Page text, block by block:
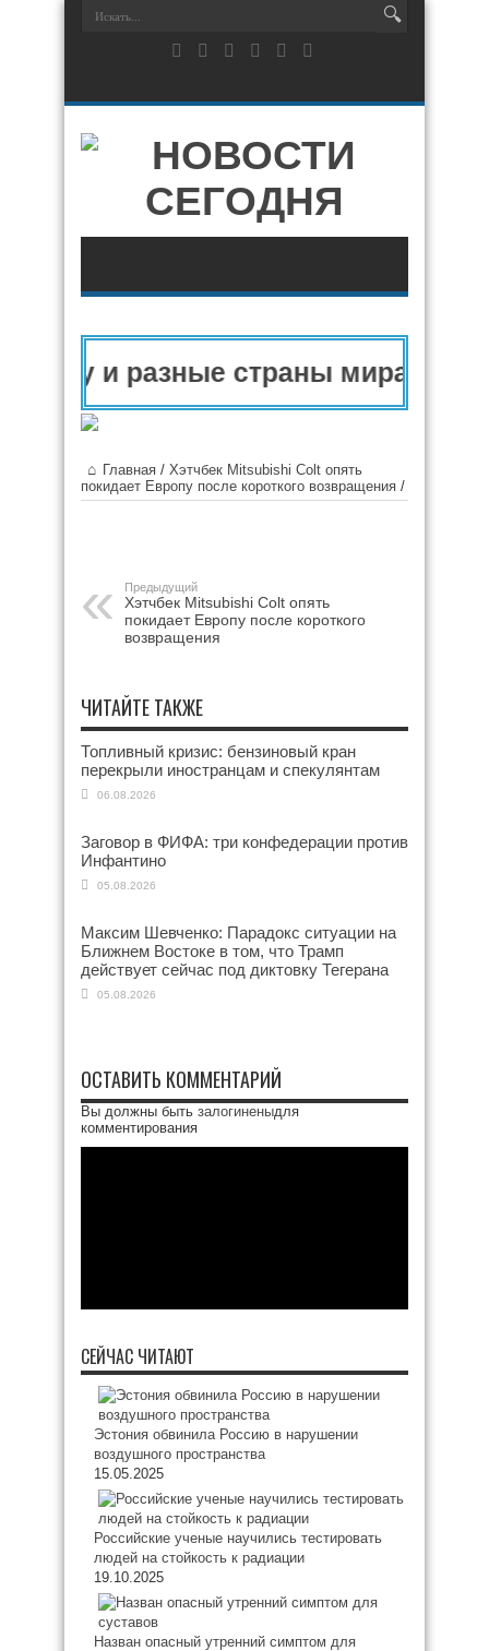
и разные страны мира в
Главная / Хэтчбек Mitsubishi Colt опять
покидает Европу после короткого возвращения /
Предыдущий
Хэтчбек Mitsubishi Colt опять
покидает Европу после короткого
возвращения
ЧИТАЙТЕ ТАКЖЕ
Топливный кризис: бензиновый кран
перекрыли иностранцам и спекулянтам
06.08.2026
Заговор в ФИФА: три конфедерации против
Инфантино
05.08.2026
Максим Шевченко: Парадокс ситуации на
Ближнем Востоке в том, что Трамп
действует сейчас под диктовку Тегерана
05.08.2026
ОСТАВИТЬ КОММЕНТАРИЙ
Вы должны быть залогиненыдля
комментирования
СЕЙЧАС ЧИТАЮТ
Эстония обвинила Россию в нарушении
воздушного пространства
15.05.2025
Российские ученые научились тестировать
людей на стойкость к радиации
19.10.2025
Назван опасный утренний симптом для